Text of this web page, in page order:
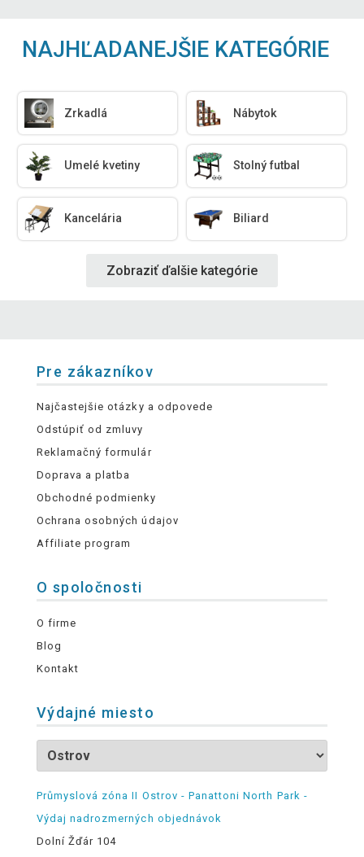
NAJHĽADANEJŠIE KATEGÓRIE
Zrkadlá Nábytok
Umelé kvetiny Stolný futbal
Kancelária Biliard
Zobraziť ďalšie kategórie
Pre zákazníkov
Najčastejšie otázky a odpovede
Odstúpiť od zmluvy
Reklamačný formulár
Doprava a platba
Obchodné podmienky
Ochrana osobných údajov
Affiliate program
O spoločnosti
O firme
Blog
Kontakt
Výdajné miesto
Průmyslová zóna II Ostrov - Panattoni North Park -
Výdaj nadrozmerných objednávok
Dolní Žďár 104